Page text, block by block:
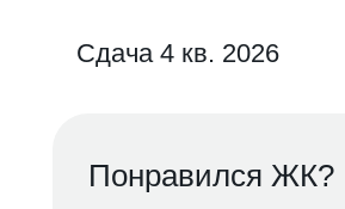
Понравился ЖК?
Сдача 4 кв. 2026